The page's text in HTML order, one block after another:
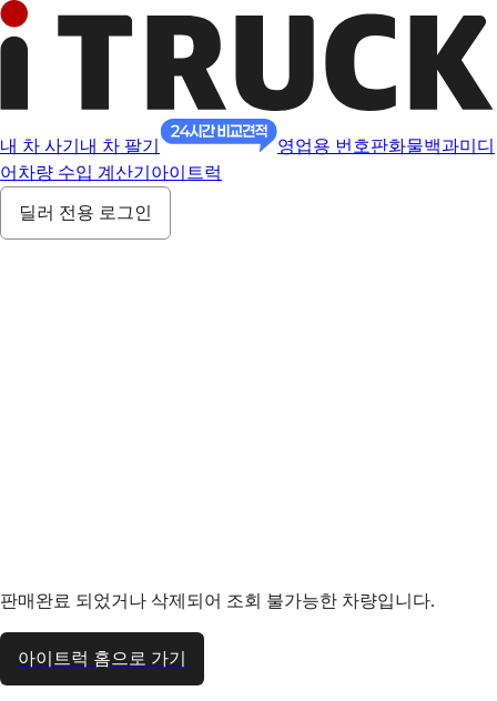
내 차 사기 내 차 팔기 영업용 번호판화물백과미디
어 차량 수입 계산기 아이트럭
딜러 전용 로그인
판매완료 되었거나 삭제되어 조회 불가능한 차량입니다.
아이트럭 홈으로 가기